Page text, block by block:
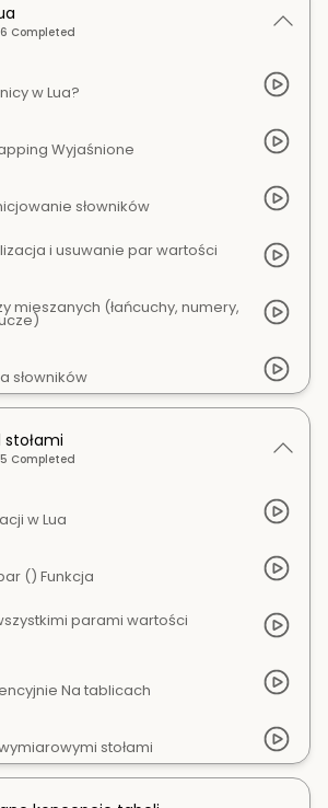
6 Completed
w Lua?
Wyjaśnione
słowników
i usuwanie par wartości
mieszanych (łańcuchy, numery,
słowników
5 Completed
w Lua
() Funkcja
parami wartości
Na tablicach
stołami